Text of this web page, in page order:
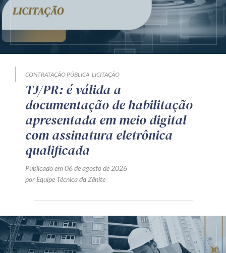
CONTRATAÇÃO PÚBLICA LICITAÇÃO
TJ/PR: é válida a
documentação de habilitação
apresentada em meio digital
com assinatura eletrônica
qualificada
Publicado em 06 de agosto de 2026
por Equipe Técnica da Zênite